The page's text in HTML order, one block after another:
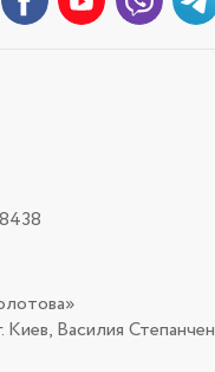
Киев, Василия